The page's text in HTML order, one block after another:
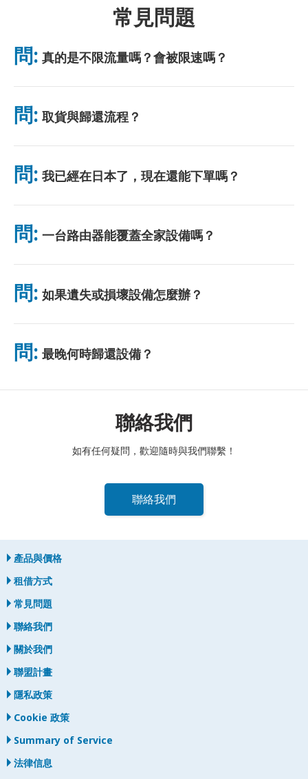
常見問題
問: 真的是不限流量嗎？會被限速嗎？
是的，真正無限。我們不採用公平使用政策（FUP）或任何限速措
可能影響網速。）若出現基於政策的限速，我們將補償租金。
問: 取貨與歸還流程？
可於主要機場取貨，或選擇飯店/住址配送（入住前送達）。包裹
無需排隊。
問: 我已經在日本了，現在還能下單嗎？
可以。機場可當天取貨。飯店配送一般隔日送達。若不確定，請聯
問: 一台路由器能覆蓋全家設備嗎？
可以。最多可連接 10 台裝置（手機、平板、電腦）。電池續航力
並附贈免費行動電源。
問: 如果遺失或損壞設備怎麼辦？
您可以在結帳時添加保險，以涵蓋遺失或損壞的情況。如果沒有保
我們將協助您保持連線。
問: 最晚何時歸還設備？
聯絡我們
如有任何疑問，歡迎隨時與我們聯繫！
聯絡我們
產品與價格
租借方式
常見問題
聯絡我們
關於我們
聯盟計畫
隱私政策
Cookie 政策
Summary of Service
法律信息